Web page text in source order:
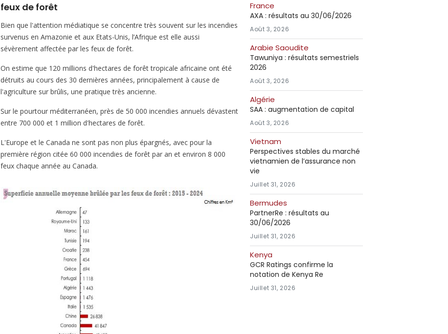
feux de forêt
Bien que l'attention médiatique se concentre très souvent sur les incendies
survenus en Amazonie et aux Etats-Unis, l’Afrique est elle aussi
sévèrement affectée par les feux de forêt.
On estime que 120 millions d'hectares de forêt tropicale africaine ont été
détruits au cours des 30 dernières années, principalement à cause de
l'agriculture sur brûlis, une pratique très ancienne.
Sur le pourtour méditerranéen, près de 50 000 incendies annuels dévastent
entre 700 000 et 1 million d'hectares de forêt.
L'Europe et le Canada ne sont pas non plus épargnés, avec pour la
première région citée 60 000 incendies de forêt par an et environ 8 000
feux chaque année au Canada.
France
AXA : résultats au 30/06/2026
Août 3, 2026
Arabie Saoudite
Tawuniya : résultats semestriels
2026
Août 3, 2026
Algérie
SAA : augmentation de capital
Août 3, 2026
Vietnam
Perspectives stables du marché
vietnamien de l’assurance non
vie
Juillet 31, 2026
Bermudes
PartnerRe : résultats au
30/06/2026
Juillet 31, 2026
Kenya
GCR Ratings confirme la
notation de Kenya Re
Juillet 31, 2026